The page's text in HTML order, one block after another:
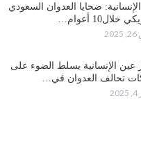
ضحايا العدوان السعودي
خلال10 أعوام…
عين الإنسانية يسلط الضوء على
تحالف العدوان في…